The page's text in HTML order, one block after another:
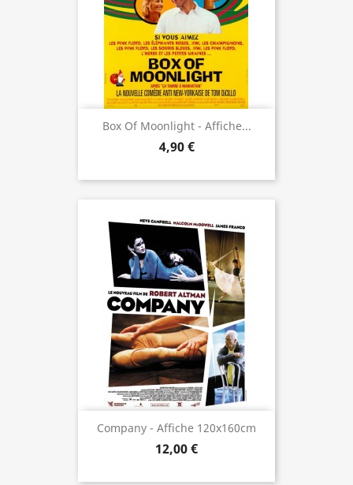
Box Of Moonlight - Affiche...
4,90 €
Company - Affiche 120x160cm
12,00 €